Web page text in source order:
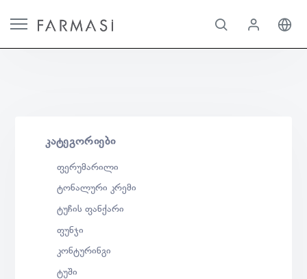
ᲙᲐᲢᲔᲒᲝᲠᲘᲔᲑᲘ
ფერუმარილი
ტონალური კრემი
ტუჩის ფანქარი
ფუნჯი
კონტურინგი
ტუში